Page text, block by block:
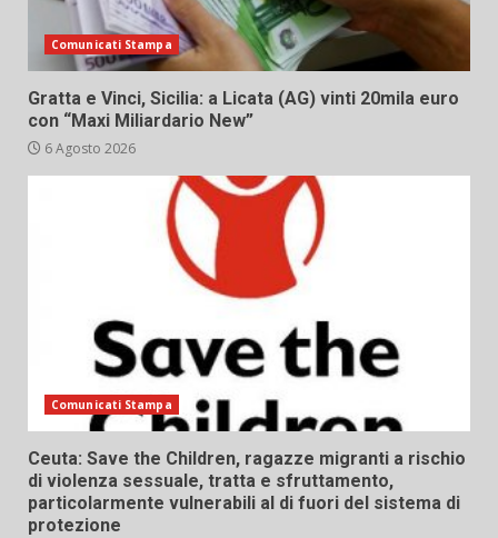
Comunicati Stampa
Gratta e Vinci, Sicilia: a Licata (AG) vinti 20mila euro
con “Maxi Miliardario New”
6 Agosto 2026
Comunicati Stampa
Ceuta: Save the Children, ragazze migranti a rischio
di violenza sessuale, tratta e sfruttamento,
particolarmente vulnerabili al di fuori del sistema di
protezione